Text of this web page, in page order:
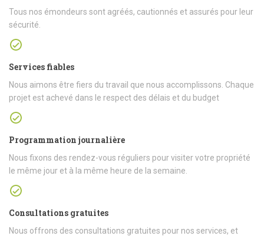
Tous nos émondeurs sont agréés, cautionnés et assurés pour leur
sécurité.
Services fiables
Nous aimons être fiers du travail que nous accomplissons. Chaque
projet est achevé dans le respect des délais et du budget
Programmation journalière
Nous fixons des rendez-vous réguliers pour visiter votre propriété
le même jour et à la même heure de la semaine.
Consultations gratuites
Nous offrons des consultations gratuites pour nos services, et